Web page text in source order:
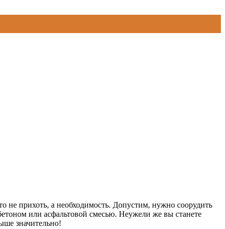
не прихоть, а необходимость. Допустим, нужно соорудить
или асфальтовой смесью. Неужели же вы станете
значительно!